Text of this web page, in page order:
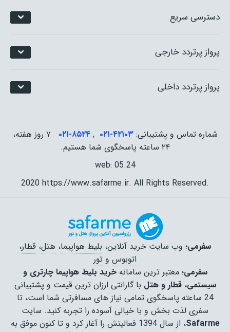
پرواز پرتردد داخلی
پرواز پرتردد خارجی
دسترسی سریع
شماره تماس و پشتیبانی: ۰۲۱-۴٢١٠٣ ,۰۲۱-۸۵۲۴
۷ روز هفته،
۲۴ ساعته پاسخگوی شما هستیم.
web: 05.24
2020 https://www.safarme.ir. All Rights Reserved.
سفرمی؛ وب سایت خرید آنلاین، بلیط هواپیما، هتل، قطار،
اتوبوس و تور
سفرمی؛ معتبر ترین سامانهخرید بلیط هواپیما چارتری و
سیستمی،قطار و هتل با گارانتی ارزان ترین قیمت و پشتیبانی
24 ساعته پاسخگوی تمامی نیاز های مسافرتی شما است، تا
سفری لذت بخش و با خیالی آسوده را تجربه کنید. سایت
Safarme
، از سال 1394 فعالیتش را آغاز کرد و تا کنون موفق به